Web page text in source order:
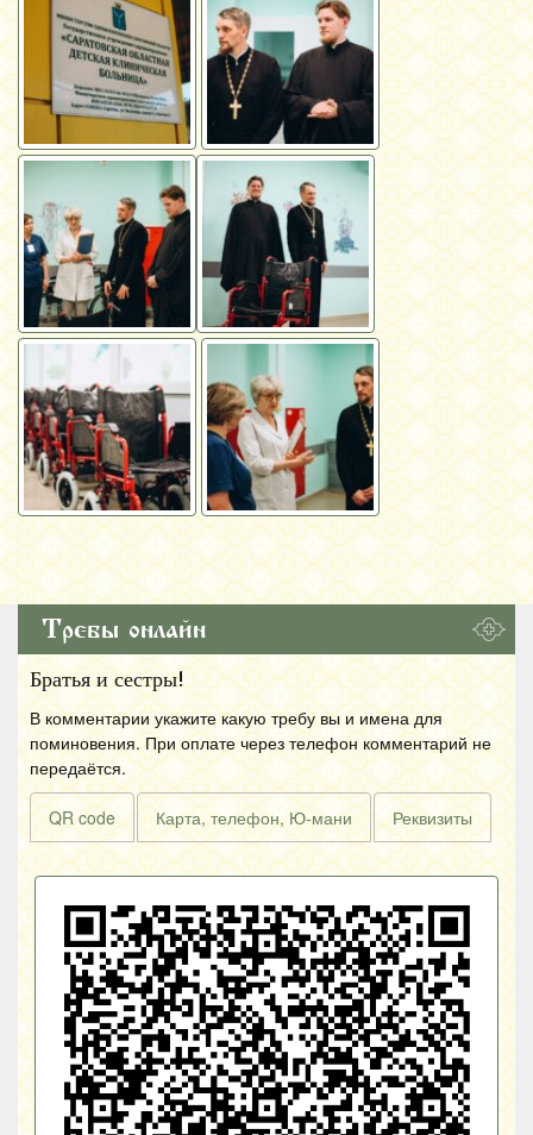
Требы онлайн
Братья и сестры!
В комментарии укажите какую требу вы и имена для
поминовения. При оплате через телефон комментарий не
передаётся.
QR code Карта, телефон, Ю-мани Реквизиты